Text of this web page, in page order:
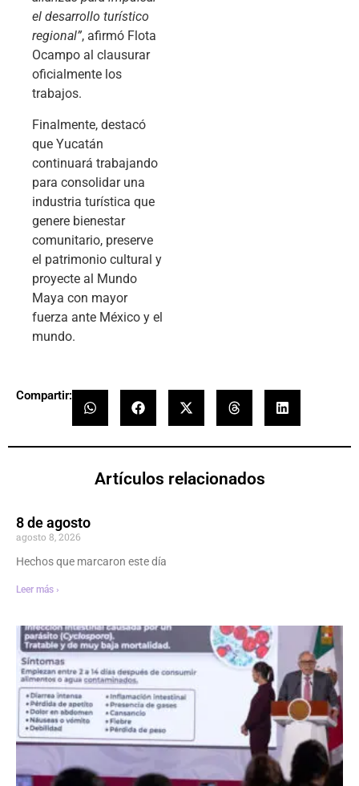
el desarrollo turístico
regional”, afirmó Flota
Ocampo al clausurar
oficialmente los
trabajos.
Finalmente, destacó
que Yucatán
continuará trabajando
para consolidar una
industria turística que
genere bienestar
comunitario, preserve
el patrimonio cultural y
proyecte al Mundo
Maya con mayor
fuerza ante México y el
mundo.
Compartir:
Artículos relacionados
8 de agosto
agosto 8, 2026
Hechos que marcaron este día
Leer más ›